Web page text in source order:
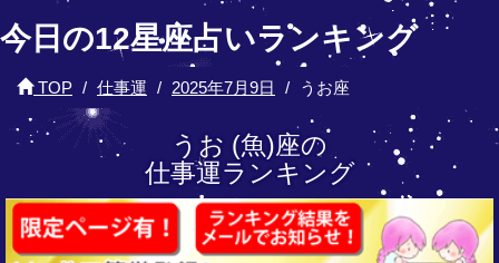
今日の12星座占いランキング
TOP 仕事運 2025年7月9日 うお座
うお (魚)座の
仕事運ランキング